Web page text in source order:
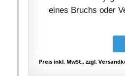
eines Bruchs oder
Preis inkl. MwSt., zzgl.